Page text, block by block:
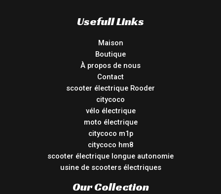
Usefull Links
Maison
Boutique
À propos de nous
Contact
scooter électrique Rooder
citycoco
vélo électrique
moto électrique
citycoco m1p
citycoco hm8
scooter électrique longue autonomie
usine de scooters électriques
Our Collection